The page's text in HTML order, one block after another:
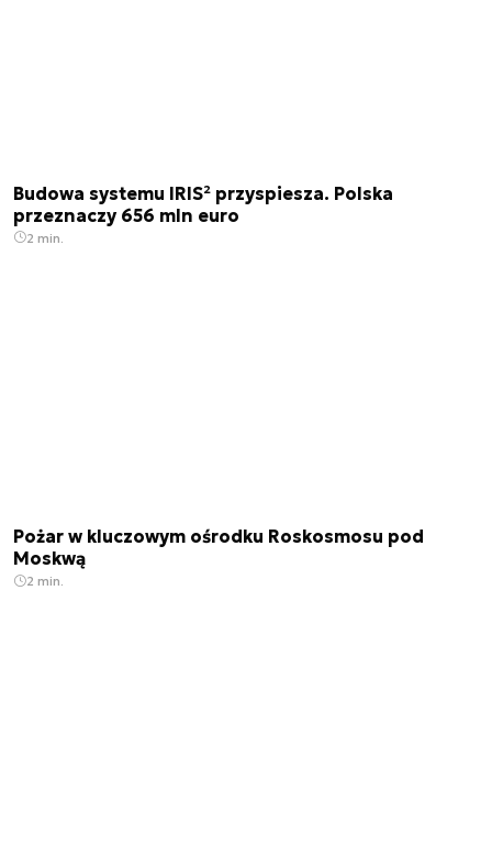
Budowa systemu IRIS² przyspiesza. Polska
przeznaczy 656 mln euro
2 min.
Pożar w kluczowym ośrodku Roskosmosu pod
Moskwą
2 min.